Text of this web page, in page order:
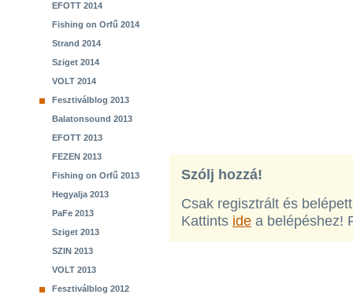
EFOTT 2014
Fishing on Orfű 2014
Strand 2014
Sziget 2014
VOLT 2014
Fesztiválblog 2013
Balatonsound 2013
EFOTT 2013
FEZEN 2013
Fishing on Orfű 2013
Hegyalja 2013
PaFe 2013
Sziget 2013
SZIN 2013
VOLT 2013
Fesztiválblog 2012
Szólj hozzá!
Csak regisztrált és
Kattints ide a belépéshez!